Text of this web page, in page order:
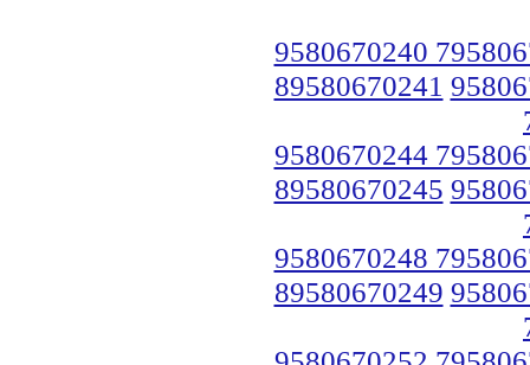
9580670240
89580670241
9580670244
89580670245
9580670248
89580670249